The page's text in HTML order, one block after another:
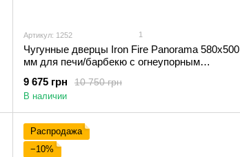
Артикул: 1252 1
Чугунные дверцы Iron Fire Panorama 580х500
мм для печи/барбекю с огнеупорным
10 750 грн
9 675 грн
В наличии
Распродажа
−10%